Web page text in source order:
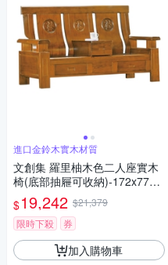
進口金鈴木實木材質
文創集 羅里柚木色二人座實木
椅(底部抽屜可收納)-172x77x1
03cm免組
$19,242 $21,379
限時下殺
券
加入購物車